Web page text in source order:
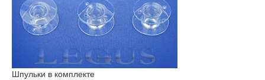
Шпульки в комплекте